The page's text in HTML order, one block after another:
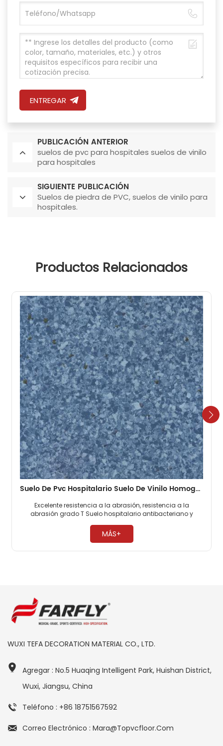
ENTREGAR
PUBLICACIÓN ANTERIOR
suelos de pvc para hospitales suelos de vinilo
para hospitales
SIGUIENTE PUBLICACIÓN
Suelos de piedra de PVC, suelos de vinilo para
hospitales.
Productos Relacionados
Suelo De Pvc Hospitalario Suelo De Vinilo Homogéneo De 2 Mm
Excelente resistencia a la abrasión, resistencia a la
abrasión grado T Suelo hospitalario antibacteriano y
necesario encerar ​
MÁS+
WUXI TEFA DECORATION MATERIAL CO., LTD.
Agregar : No.5 Huaqing Intelligent Park, Huishan District,
Wuxi, Jiangsu, China
Teléfono : +86 18751567592
Correo Electrónico : Mara@topvcfloor.com